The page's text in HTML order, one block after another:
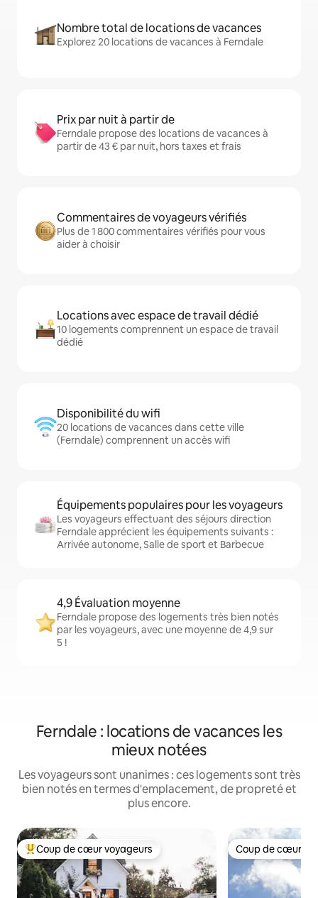
Nombre total de locations de vacances
Explorez 20 locations de vacances à Ferndale
Prix par nuit à partir de
Ferndale propose des locations de vacances à
partir de 43 € par nuit, hors taxes et frais
Commentaires de voyageurs vérifiés
Plus de 1 800 commentaires vérifiés pour vous
aider à choisir
Locations avec espace de travail dédié
10 logements comprennent un espace de travail
dédié
Disponibilité du wifi
20 locations de vacances dans cette ville
(Ferndale) comprennent un accès wifi
Équipements populaires pour les voyageurs
Les voyageurs effectuant des séjours direction
Ferndale apprécient les équipements suivants :
Arrivée autonome, Salle de sport et Barbecue
4,9 Évaluation moyenne
Ferndale propose des logements très bien notés
par les voyageurs, avec une moyenne de 4,9 sur
5 !
Ferndale : locations de vacances les
mieux notées
Les voyageurs sont unanimes : ces logements sont très
bien notés en termes d'emplacement, de propreté et
plus encore.
Coups de cœur voyageurs les plus appréciés
Coup de cœur voyageurs Coup de cœur
Coup de cœur